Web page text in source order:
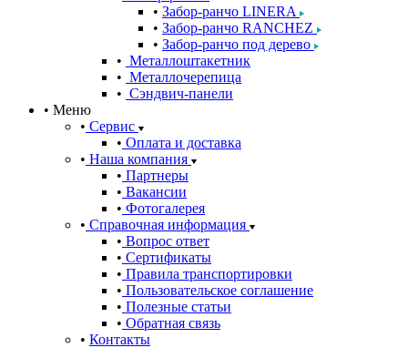
Забор-ранчо LINERA
Забор-ранчо RANCHEZ
Забор-ранчо под дерево
Металлоштакетник
Металлочерепица
Сэндвич-панели
Меню
Сервис
Оплата и доставка
Наша компания
Партнеры
Вакансии
Фотогалерея
Справочная информация
Вопрос ответ
Сертификаты
Правила транспортировки
Пользовательское соглашение
Полезные статьи
Обратная связь
Контакты